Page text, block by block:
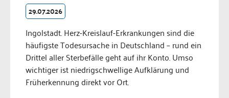
29.07.2026
Ingolstadt. Herz-Kreislauf-Erkrankungen sind die
häufigste Todesursache in Deutschland – rund ein
Drittel aller Sterbefälle geht auf ihr Konto. Umso
wichtiger ist niedrigschwellige Aufklärung und
Früherkennung direkt vor Ort.